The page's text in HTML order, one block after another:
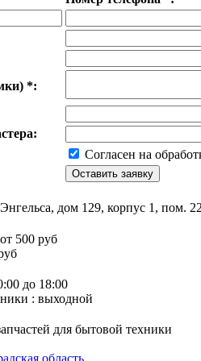
*:
Согласен на
дом 129, корпус 1, пом.
500 руб
до 18:00
: выходной
для бытовой техники